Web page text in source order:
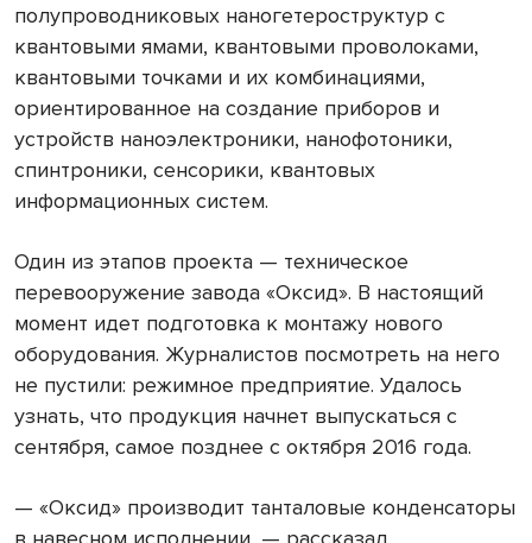
полупроводниковых наногетероструктур с
квантовыми ямами, квантовыми проволоками,
квантовыми точками и их комбинациями,
ориентированное на создание приборов и
устройств наноэлектроники, нанофотоники,
спинтроники, сенсорики, квантовых
информационных систем.
Один из этапов проекта — техническое
перевооружение завода «Оксид». В настоящий
момент идет подготовка к монтажу нового
оборудования. Журналистов посмотреть на него
не пустили: режимное предприятие. Удалось
узнать, что продукция начнет выпускаться с
сентября, самое позднее с октября 2016 года.
— «Оксид» производит танталовые конденсаторы